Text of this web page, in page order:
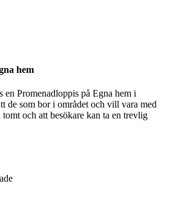
hem
en Promenadloppis på Egna hem i
de som bor i området och vill vara med
och att besökare kan ta en trevlig